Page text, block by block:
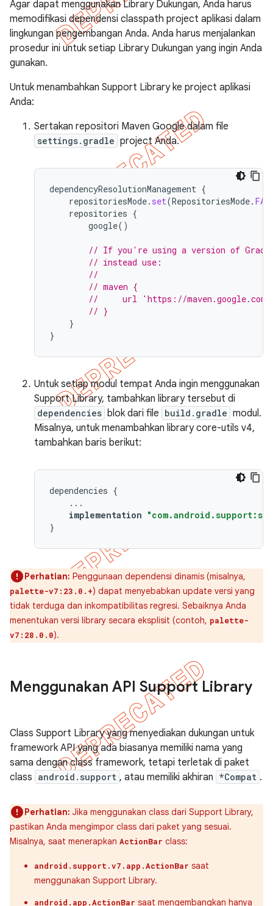
Agar dapat menggunakan Library Dukungan, Anda harus
memodifikasi dependensi classpath project aplikasi dalam
lingkungan pengembangan Anda. Anda harus menjalankan
prosedur ini untuk setiap Library Dukungan yang ingin Anda
gunakan.
Untuk menambahkan Support Library ke project aplikasi
Anda:
Sertakan repositori Maven Google dalam file
settings.gradle project Anda.
dependencyResolutionManagement {
repositoriesMode. set(RepositoriesMode.
repositories {
google()
// If you're using a version of
// instead use:
//
// maven {
//     url 'https://maven.google.com'
// }
}
}
Untuk setiap modul tempat Anda ingin menggunakan
Support Library, tambahkan library tersebut di
dependencies blok dari file build.gradle modul.
Misalnya, untuk menambahkan library core-utils v4,
tambahkan baris berikut:
dependencies {
...
implementation
}
Perhatian: Penggunaan dependensi dinamis (misalnya,
palette-v7:23.0.+) dapat menyebabkan update versi yang
tidak terduga dan inkompatibilitas regresi. Sebaiknya Anda
menentukan versi library secara eksplisit (contoh, palette-
v7:28.0.0).
Menggunakan API Support Library
Class Support Library yang menyediakan dukungan untuk
framework API yang ada biasanya memiliki nama yang
sama dengan class framework, tetapi terletak di paket
class android.support , atau memiliki akhiran *Compat .
Perhatian: Jika menggunakan class dari Support Library,
pastikan Anda mengimpor class dari paket yang sesuai.
Misalnya, saat menerapkan ActionBar class:
android.support.v7.app.ActionBar saat
menggunakan Support Library.
android.app.ActionBar saat mengembangkan hanya